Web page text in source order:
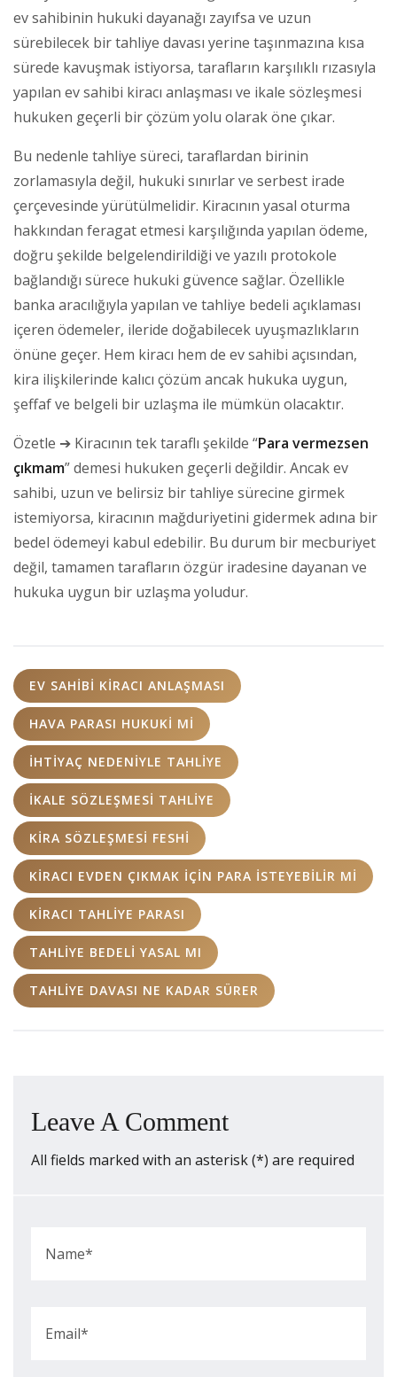
ev sahibinin hukuki dayanağı zayıfsa ve uzun
sürebilecek bir tahliye davası yerine taşınmazına kısa
sürede kavuşmak istiyorsa, tarafların karşılıklı rızasıyla
yapılan ev sahibi kiracı anlaşması ve ikale sözleşmesi
hukuken geçerli bir çözüm yolu olarak öne çıkar.
Bu nedenle tahliye süreci, taraflardan birinin
zorlamasıyla değil, hukuki sınırlar ve serbest irade
çerçevesinde yürütülmelidir. Kiracının yasal oturma
hakkından feragat etmesi karşılığında yapılan ödeme,
doğru şekilde belgelendirildiği ve yazılı protokole
bağlandığı sürece hukuki güvence sağlar. Özellikle
banka aracılığıyla yapılan ve tahliye bedeli açıklaması
içeren ödemeler, ileride doğabilecek uyuşmazlıkların
önüne geçer. Hem kiracı hem de ev sahibi açısından,
kira ilişkilerinde kalıcı çözüm ancak hukuka uygun,
şeffaf ve belgeli bir uzlaşma ile mümkün olacaktır.
Özetle ➔ Kiracının tek taraflı şekilde “Para vermezsen
çıkmam” demesi hukuken geçerli değildir. Ancak ev
sahibi, uzun ve belirsiz bir tahliye sürecine girmek
istemiyorsa, kiracının mağduriyetini gidermek adına bir
bedel ödemeyi kabul edebilir. Bu durum bir mecburiyet
değil, tamamen tarafların özgür iradesine dayanan ve
hukuka uygun bir uzlaşma yoludur.
EV SAHIBI KIRACI ANLAŞMASI
HAVA PARASI HUKUKI MI
IHTIYAÇ NEDENIYLE TAHLIYE
IKALE SÖZLEŞMESI TAHLIYE
KIRA SÖZLEŞMESI FESHI
KIRACI EVDEN ÇIKMAK IÇIN PARA ISTEYEBILIR MI
KIRACI TAHLIYE PARASI
TAHLIYE BEDELI YASAL MI
TAHLIYE DAVASI NE KADAR SÜRER
Leave A Comment
All fields marked with an asterisk (*) are required